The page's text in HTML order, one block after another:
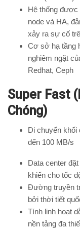
Hệ thống được
node và HA,
xảy ra sự cố
Cơ sở hạ tầng
nghiêm ngặt
Redhat, Ceph
Super Fast
Chóng)
Di chuyển khối
đến 100 MB/s
Data center
khiến cho tốc
Đường truyền
bởi thời tiết
Tính linh hoạt
nền tảng đa